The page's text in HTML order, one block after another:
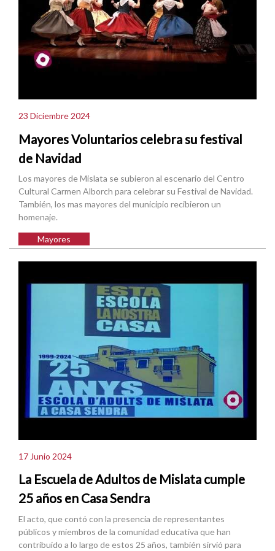
23 Diciembre 2024
Mayores Voluntarios celebra su festival
de Navidad
Los mayores de Mislata se subieron al escenario del Centro
Cultural Carmen Alborch para celebrar su Festival de Navidad.
También, los mas mayores del municipio recibieron un
homenaje.
Mayores
17 Junio 2024
La Escuela de Adultos de Mislata cumple
25 años en Casa Sendra
El acto, que contó con la presencia de representantes
públicos y miembros de la comunidad educativa que han
contribuido a lo largo de estos 25 años, también sirvió para